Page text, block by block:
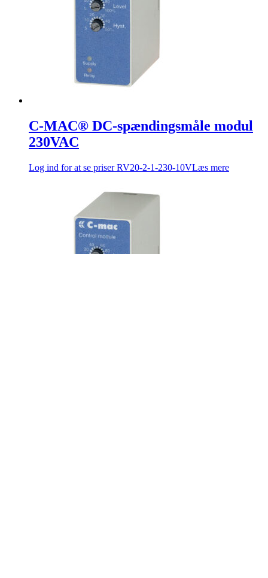
C-MAC® DC-spændingsmåle modul
230VAC
Log ind for at se priserRV20-2-1-230-10VLæs mere